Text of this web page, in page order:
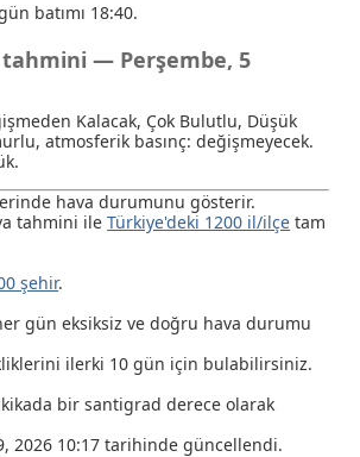
batımı 18:40.
tahmini — Perşembe, 5
Kalacak, Çok Bulutlu, Düşük
, atmosferik basınç: değişmeyecek.
hava durumunu gösterir.
tahmini ileTürkiye'deki 1200 il/ilçe tam
şehir.
gün eksiksiz ve doğru hava durumu
ilerki 10 gün için bulabilirsiniz.
bir santigrad derece olarak
2026 10:17 tarihinde güncellendi.